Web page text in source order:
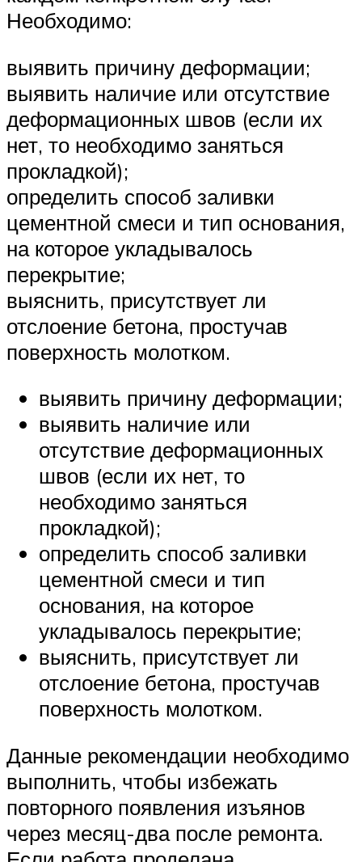
Необходимо:
выявить причину деформации;
выявить наличие или отсутствие
деформационных швов (если их
нет, то необходимо заняться
прокладкой);
определить способ заливки
цементной смеси и тип основания,
на которое укладывалось
перекрытие;
выяснить, присутствует ли
отслоение бетона, простучав
поверхность молотком.
выявить причину деформации;
выявить наличие или
отсутствие деформационных
швов (если их нет, то
необходимо заняться
прокладкой);
определить способ заливки
цементной смеси и тип
основания, на которое
укладывалось перекрытие;
выяснить, присутствует ли
отслоение бетона, простучав
поверхность молотком.
Данные рекомендации необходимо
выполнить, чтобы избежать
повторного появления изъянов
через месяц-два после ремонта.